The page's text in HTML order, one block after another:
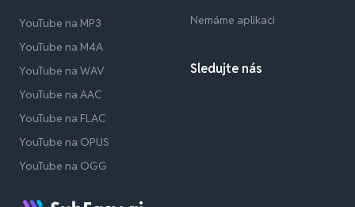
YouTube na MP3
YouTube na M4A
YouTube na WAV
YouTube na AAC
YouTube na FLAC
YouTube na OPUS
YouTube na OGG
Nemáme aplikaci
Sledujte nás